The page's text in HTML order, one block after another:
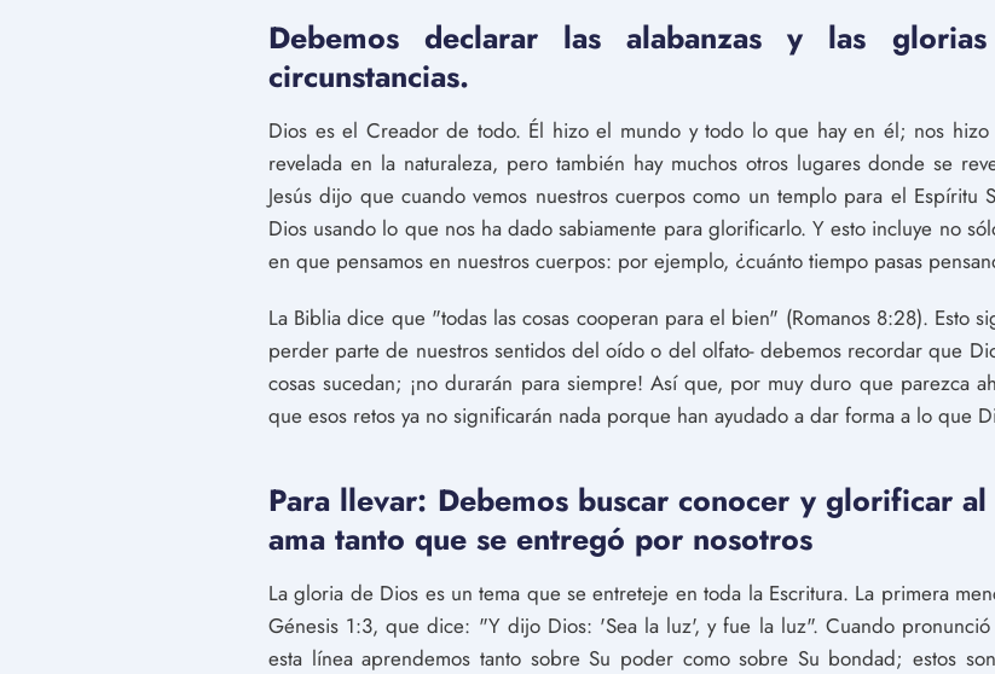
Debemos declarar las alabanzas y las
circunstancias.
Dios es el Creador de todo. Él hizo el mundo y todo lo que hay en él; nos
revelada en la naturaleza, pero también hay muchos otros lugares donde se
Jesús dijo que cuando vemos nuestros cuerpos como un templo para el Espíritu
Dios usando lo que nos ha dado sabiamente para glorificarlo. Y esto incluye no
en que pensamos en nuestros cuerpos: por ejemplo, ¿cuánto tiempo pasas
La Biblia dice que "todas las cosas cooperan para el bien" (Romanos 8:28). Esto
perder parte de nuestros sentidos del oído o del olfato- debemos recordar que
cosas sucedan; ¡no durarán para siempre! Así que, por muy duro que parezca
que esos retos ya no significarán nada porque han ayudado a dar forma a lo que
Para llevar: Debemos buscar conocer y glorificar
ama tanto que se entregó por nosotros
La gloria de Dios es un tema que se entreteje en toda la Escritura. La primera
Génesis 1:3, que dice: "Y dijo Dios: 'Sea la luz', y fue la luz". Cuando
esta línea aprendemos tanto sobre Su poder como sobre Su bondad; estos